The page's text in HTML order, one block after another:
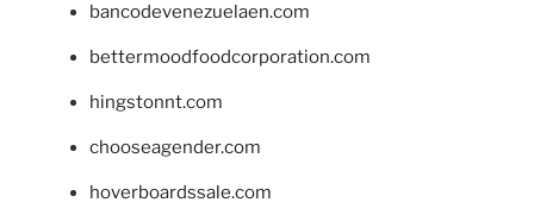
bancodevenezuelaen.com
bettermoodfoodcorporation.com
hingstonnt.com
chooseagender.com
hoverboardssale.com